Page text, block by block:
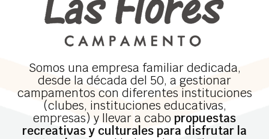
Somos una empresa familiar dedicada,
desde la década del 50, a gestionar
campamentos con diferentes instituciones
(clubes, instituciones educativas,
empresas) y llevar a cabo propuestas
recreativas y culturales para disfrutar la